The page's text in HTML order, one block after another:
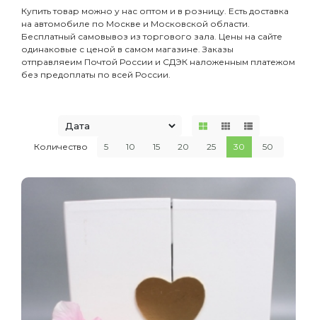
Купить товар можно у нас оптом и в розницу. Есть доставка
на автомобиле по Москве и Московской области.
Бесплатный самовывоз из торгового зала. Цены на сайте
одинаковые с ценой в самом магазине. Заказы
отправляеим Почтой России и СДЭК наложенным платежом
без предоплаты по всей России.
Количество 5 10 15 20 25 30 50